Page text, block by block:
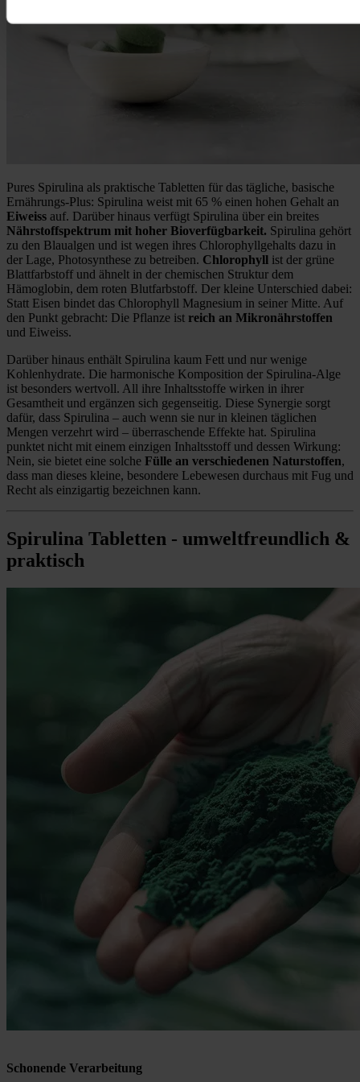
Pures Spirulina als praktische Tabletten für das tägliche, basische
Ernährungs-Plus: Spirulina weist mit 65 % einen hohen Gehalt an
Eiweiss auf. Darüber hinaus verfügt Spirulina über ein breites
Nährstoffspektrum mit hoher Bioverfügbarkeit. Spirulina gehört
zu den Blaualgen und ist wegen ihres Chlorophyllgehalts dazu in
der Lage, Photosynthese zu betreiben. Chlorophyll ist der grüne
Blattfarbstoff und ähnelt in der chemischen Struktur dem
Hämoglobin, dem roten Blutfarbstoff. Der kleine Unterschied dabei:
Statt Eisen bindet das Chlorophyll Magnesium in seiner Mitte. Auf
den Punkt gebracht: Die Pflanze ist reich an Mikronährstoffen
und Eiweiss.
Darüber hinaus enthält Spirulina kaum Fett und nur wenige
Kohlenhydrate. Die harmonische Komposition der Spirulina-Alge
ist besonders wertvoll. All ihre Inhaltsstoffe wirken in ihrer
Gesamtheit und ergänzen sich gegenseitig. Diese Synergie sorgt
dafür, dass Spirulina – auch wenn sie nur in kleinen täglichen
Mengen verzehrt wird – überraschende Effekte hat. Spirulina
punktet nicht mit einem einzigen Inhaltsstoff und dessen Wirkung:
Nein, sie bietet eine solche Fülle an verschiedenen Naturstoffen,
dass man dieses kleine, besondere Lebewesen durchaus mit Fug und
Recht als einzigartig bezeichnen kann.
Spirulina Tabletten - umweltfreundlich &
praktisch
Schonende Verarbeitung